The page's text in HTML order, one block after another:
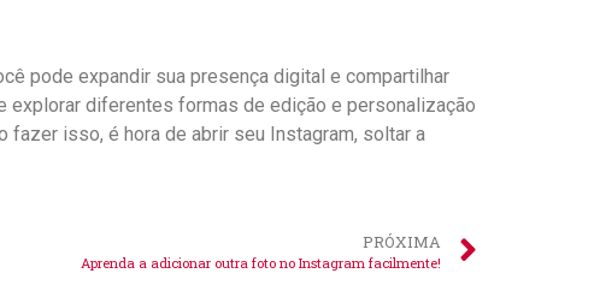
pode expandir sua presença digital⁤ e compartilhar
diferentes formas de edição e personalização
fazer isso, é hora​ de abrir seu Instagram, ⁢soltar a
PRÓXIMA
Aprenda a adicionar outra foto no Instagram facilmente!